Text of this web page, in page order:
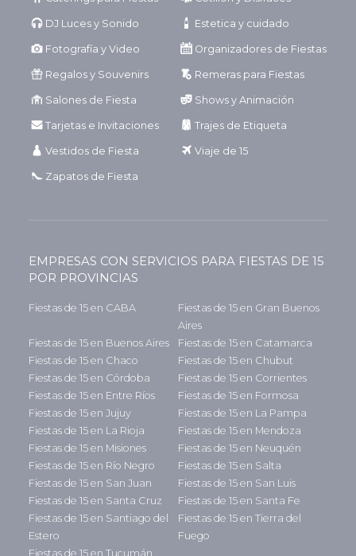
DJ Luces y Sonido Estetica y cuidado
Fotografía y Video Organizadores de Fiestas
Regalos y Souvenirs Remeras para Fiestas
Salones de Fiesta Shows y Animación
Tarjetas e Invitaciones Trajes de Etiqueta
Vestidos de Fiesta Viaje de 15
Zapatos de Fiesta
EMPRESAS CON SERVICIOS PARA FIESTAS DE 15
POR PROVINCIAS
Fiestas de 15 en CABA
Fiestas de 15 en Gran Buenos
Aires
Fiestas de 15 en Buenos Aires
Fiestas de 15 en Catamarca
Fiestas de 15 en Chaco
Fiestas de 15 en Chubut
Fiestas de 15 en Córdoba
Fiestas de 15 en Corrientes
Fiestas de 15 en Entre Ríos
Fiestas de 15 en Formosa
Fiestas de 15 en Jujuy
Fiestas de 15 en La Pampa
Fiestas de 15 en La Rioja
Fiestas de 15 en Mendoza
Fiestas de 15 en Misiones
Fiestas de 15 en Neuquén
Fiestas de 15 en Río Negro
Fiestas de 15 en Salta
Fiestas de 15 en San Juan
Fiestas de 15 en San Luis
Fiestas de 15 en Santa Cruz
Fiestas de 15 en Santa Fe
Fiestas de 15 en Santiago del
Estero
Fiestas de 15 en Tierra del
Fuego
Fiestas de 15 en Tucumán